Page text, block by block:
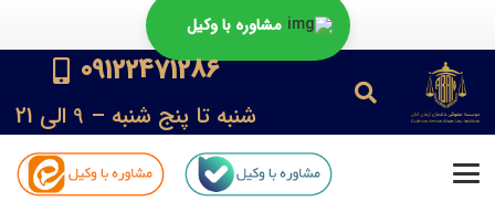
مشاوره با وکیل
09122471286
شنبه تا پنج شنبه – 9 الی 21